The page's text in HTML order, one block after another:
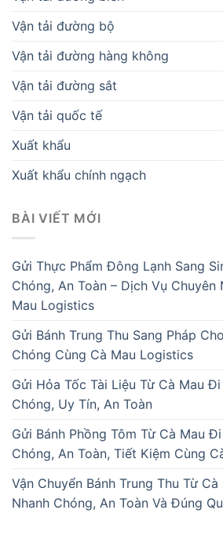
Vận tải đường bộ
Vận tải đường hàng không
Vận tải đường sắt
Vận tải quốc tế
Xuất khẩu
Xuất khẩu chính ngạch
BÀI VIẾT MỚI
Gửi Thực Phẩm Đông Lạnh Sang
Chóng, An Toàn – Dịch Vụ Chuyên
Mau Logistics
Gửi Bánh Trung Thu Sang Pháp
Chóng Cùng Cà Mau Logistics
Gửi Hỏa Tốc Tài Liệu Từ Cà Mau
Chóng, Uy Tín, An Toàn
Gửi Bánh Phồng Tôm Từ Cà Mau
Chóng, An Toàn, Tiết Kiệm Cùng
Vận Chuyển Bánh Trung Thu Từ
Nhanh Chóng, An Toàn Và Đúng